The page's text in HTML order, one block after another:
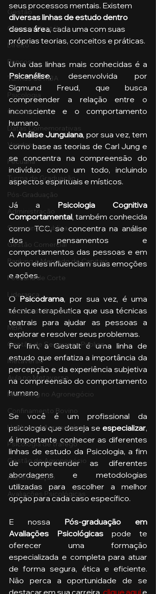
Gestão
Ciências Contábeis
Direito
Bancos
Turmas de MBA
Psicologia
Cidades
Datas Comemorativas
Vendas
Pecuária
Turma de Graduação
Pós-Graduação
Administração
Segurança Publica
Gestão Comercial
Banking e Mercado de Capitais
Pecuária de Corte
Liderança
Gestão de Pessoas
MBA
Gestão de Segurança Publica
Metaverso
Aula no Metaverso
Marketing no Agronegócio
Confinamento Bovino
Holding no Agronegócio
Psicologia de tráfego
Gestão do Agronegócio
Administração
Avaliações Psicológicas
seus processos mentais. Existem
diversas linhas de estudo dentro
dessa área, cada uma com suas
próprias teorias, conceitos e práticas.
Psicanálise, desenvolvida por
Sigmund Freud, que busca
compreender a relação entre o
inconsciente e o comportamento
humano.
A Análise Junguiana, por sua vez, tem
como base as teorias de Carl Jung e
se concentra na compreensão do
indivíduo como um todo, incluindo
aspectos espirituais e místicos.
Já a Psicologia Cognitiva
Comportamental, também conhecida
como TCC, se concentra na análise
dos pensamentos e
comportamentos das pessoas e em
como eles influenciam suas emoções
e ações.
O Psicodrama, por sua vez, é uma
técnica terapêutica que usa técnicas
teatrais para ajudar as pessoas a
explorar e resolver seus problemas.
Por fim, a Gestalt é uma linha de
estudo que enfatiza a importância da
percepção e da experiência subjetiva
na compreensão do comportamento
humano.
Se você é um profissional da
psicologia que deseja se especializar,
é importante conhecer as diferentes
linhas de estudo da Psicologia, a fim
de compreender as diferentes
abordagens e metodologias
utilizadas para escolher a melhor
opção para cada caso específico.
E nossa Pós-graduação em
Avaliações Psicológicas pode te
oferecer uma formação
especializada e completa para atuar
de forma segura, ética e eficiente.
Não perca a oportunidade de se